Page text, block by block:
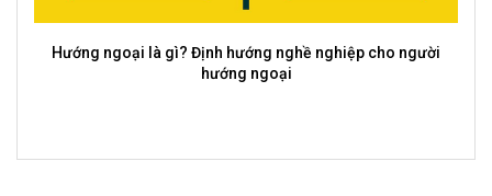
Hướng ngoại là gì? Định hướng nghề nghiệp cho người
hướng ngoại